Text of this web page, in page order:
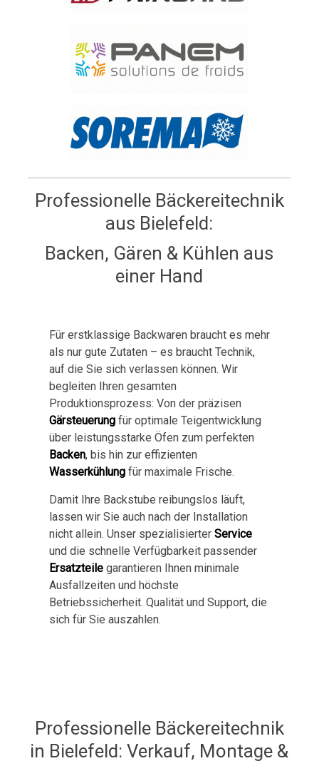
Professionelle Bäckereitechnik
aus Bielefeld:
Backen, Gären & Kühlen aus
einer Hand
Für erstklassige Backwaren braucht es mehr
als nur gute Zutaten – es braucht Technik,
auf die Sie sich verlassen können. Wir
begleiten Ihren gesamten
Produktionsprozess: Von der präzisen
Gärsteuerungfür optimale Teigentwicklung
über leistungsstarke Öfen zum perfekten
Backen, bis hin zur effizienten
Wasserkühlungfür maximale Frische.
Damit Ihre Backstube reibungslos läuft,
lassen wir Sie auch nach der Installation
nicht allein. Unser spezialisierter Service
und die schnelle Verfügbarkeit passender
Ersatzteilegarantieren Ihnen minimale
Ausfallzeiten und höchste
Betriebssicherheit. Qualität und Support, die
sich für Sie auszahlen.
Professionelle Bäckereitechnik
in Bielefeld: Verkauf, Montage &